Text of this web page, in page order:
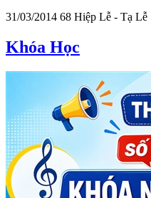
31/03/2014 68 Hiệp Lễ - Tạ Lễ
Khóa Học